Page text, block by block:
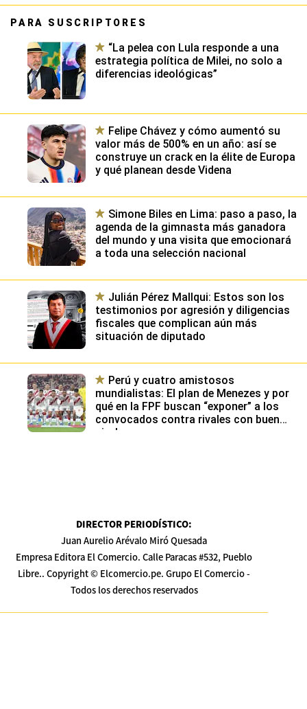
PARA SUSCRIPTORES
“La pelea con Lula responde a una
estrategia política de Milei, no solo a
diferencias ideológicas”
Felipe Chávez y cómo aumentó su
valor más de 500% en un año: así se
construye un crack en la élite de Europa
y qué planean desde Videna
Simone Biles en Lima: paso a paso, la
agenda de la gimnasta más ganadora
del mundo y una visita que emocionará
a toda una selección nacional
Julián Pérez Mallqui: Estos son los
testimonios por agresión y diligencias
fiscales que complican aún más
situación de diputado
Perú y cuatro amistosos
mundialistas: El plan de Menezes y por
qué en la FPF buscan “exponer” a los
convocados contra rivales con buen
nivel
DIRECTOR PERIODÍSTICO:
Juan Aurelio Arévalo Miró Quesada
Empresa Editora El Comercio. Calle Paracas #532, Pueblo
Libre.. Copyright © Elcomercio.pe. Grupo El Comercio -
Todos los derechos reservados